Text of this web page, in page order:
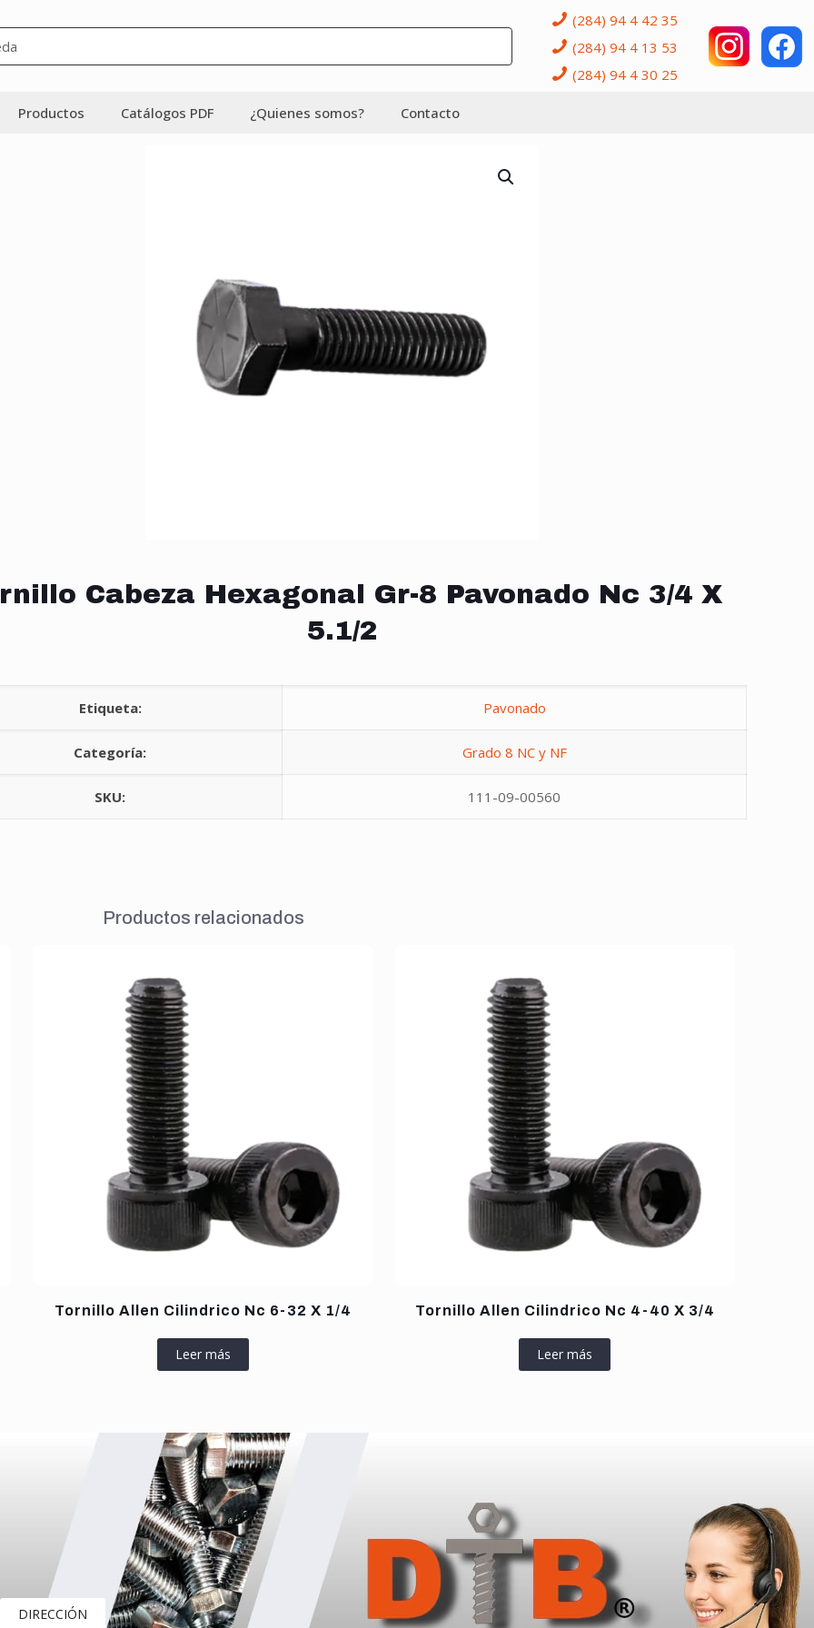
(284) 94 4 42 35
(284) 94 4 13 53
(284) 94 4 30 25
Productos Catálogos PDF ¿Quienes somos? Contacto
Cabeza Hexagonal Gr-8 Pavonado Nc 3/4 X
5.1/2
Etiqueta: Pavonado
Categoría: Grado 8 NC y NF
SKU: 111-09-00560
Productos relacionados
Tornillo Allen Cilindrico Nc 6-32 X 1/4
Leer más
Tornillo Allen Cilindrico Nc 4-40 X 3/4
Leer más
DIRECCIÓN